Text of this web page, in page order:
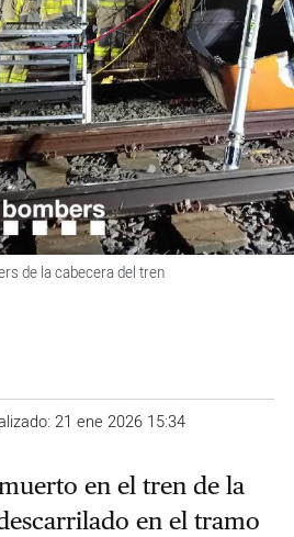
de la cabecera del tren
21 ene 2026 15:34
en el tren de la
en el tramo